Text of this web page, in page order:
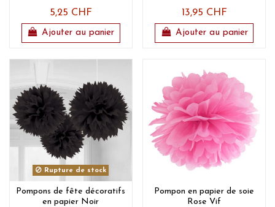
5,25 CHF
Ajouter au panier
13,95 CHF
Ajouter au panier
Rupture de stock
Pompons de fête décoratifs
en papier Noir
Pompon en papier de soie
Rose Vif